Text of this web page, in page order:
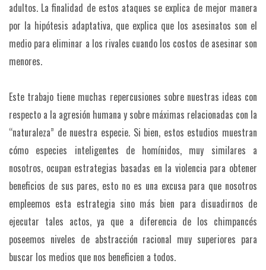
adultos. La finalidad de estos ataques se explica de mejor manera
por la hipótesis adaptativa, que explica que los asesinatos son el
medio para eliminar a los rivales cuando los costos de asesinar son
menores.
Este trabajo tiene muchas repercusiones sobre nuestras ideas con
respecto a la agresión humana y sobre máximas relacionadas con la
“naturaleza” de nuestra especie. Si bien, estos estudios muestran
cómo especies inteligentes de homínidos, muy similares a
nosotros, ocupan estrategias basadas en la violencia para obtener
beneficios de sus pares, esto no es una excusa para que nosotros
empleemos esta estrategia sino más bien para disuadirnos de
ejecutar tales actos, ya que a diferencia de los chimpancés
poseemos niveles de abstracción racional muy superiores para
buscar los medios que nos beneficien a todos.